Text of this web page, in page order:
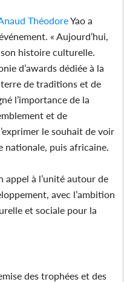
ThéodoreYao a
« Aujourd’hui,
histoire culturelle.
d’awards dédiée à la
de traditions et de
l’importance de la
et de
le souhait de voir
nationale, puis africaine.
appel à l’unité autour de
avec l’ambition
et sociale pour la
des trophées et des